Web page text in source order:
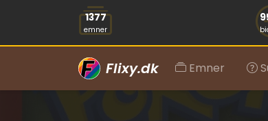
1377
emner
Flixy.dk Emner